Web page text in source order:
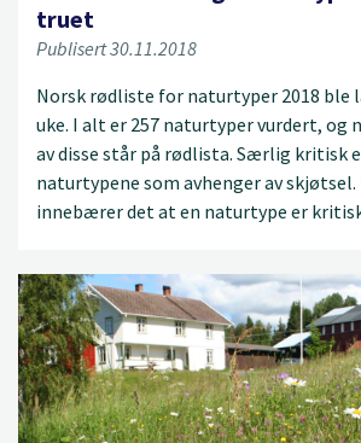
truet
Publisert 30.11.2018
Norsk rødliste for naturtyper 2018 ble
uke. I alt er 257 naturtyper vurdert, og
av disse står på rødlista. Særlig kritisk
naturtypene som avhenger av skjøtsel.
innebærer det at en naturtype er